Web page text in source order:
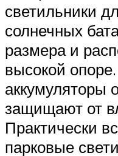
светильники
солнечных
размера и
высокой
аккумуляторы
защищают от
Практически
парковые